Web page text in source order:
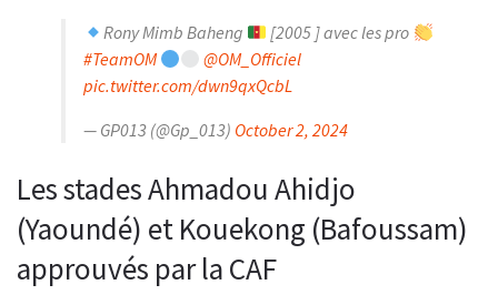
Rony Mimb Baheng
[2005 ] avec les pro
#TeamOM
@OM_Officiel
pic.twitter.com/dwn9qxQcbL
— GP013 (@Gp_013) October 2, 2024
Les stades Ahmadou Ahidjo
(Yaoundé) et Kouekong (Bafoussam)
approuvés par la CAF